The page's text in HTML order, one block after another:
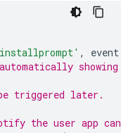
,
event
triggered later.
the user app